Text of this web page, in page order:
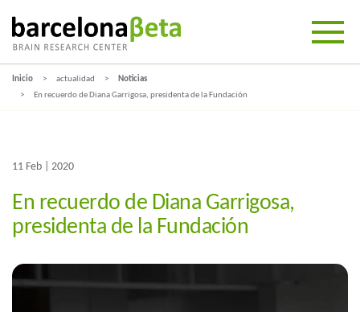
Inicio actualidad
Noticias
En recuerdo de Diana Garrigosa, presidenta de la Fundación
11 Feb | 2020
En recuerdo de Diana Garrigosa,
presidenta de la Fundación